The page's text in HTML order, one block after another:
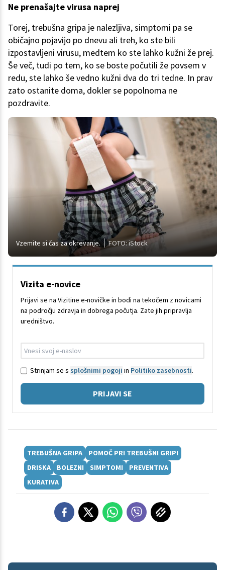
Ne prenašajte virusa naprej
Torej, trebušna gripa je nalezljiva, simptomi pa se
običajno pojavijo po dnevu ali treh, ko ste bili
izpostavljeni virusu, medtem ko ste lahko kužni že prej.
Še več, tudi po tem, ko se boste počutili že povsem v
redu, ste lahko še vedno kužni dva do tri tedne. In prav
zato ostanite doma, dokler se popolnoma ne
pozdravite.
Vzemite si čas za okrevanje. FOTO: iStock
Vizita e-novice
Prijavi se na Vizitine e-novičke in bodi na tekočem z novicami
na področju zdravja in dobrega počutja. Zate jih pripravlja
uredništvo.
Strinjam se s splošnimi pogoji in Politiko zasebnosti.
PRIJAVI SE
TREBUŠNA GRIPA
POMOČ PRI TREBUŠNI GRIPI
DRISKA
BOLEZNI SIMPTOMI
PREVENTIVA
KURATIVA